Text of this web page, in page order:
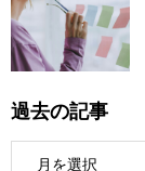
過去の記事